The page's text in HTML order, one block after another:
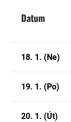
Datum
18. 1. (Ne)
19. 1. (Po)
20. 1. (Út)